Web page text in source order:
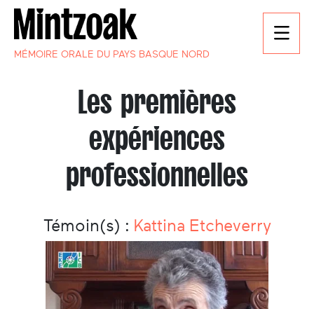
MÉMOIRE ORALE DU PAYS BASQUE NORD
Les premières
expériences
professionnelles
Témoin(s) : Kattina Etcheverry